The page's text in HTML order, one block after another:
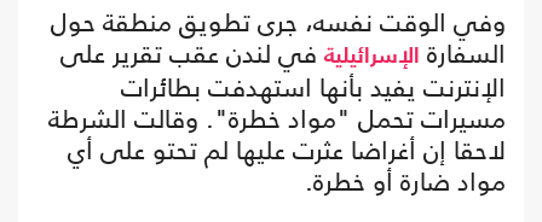
وفي الوقت نفسه، جرى تطويق منطقة حول
السفارة الإسرائيلية في لندن عقب تقرير على
الإنترنت يفيد بأنها استهدفت بطائرات
مسيرات تحمل "مواد خطرة". وقالت الشرطة
لاحقا إن أغراضا عثرت عليها لم تحتو على أي
مواد ضارة أو خطرة.